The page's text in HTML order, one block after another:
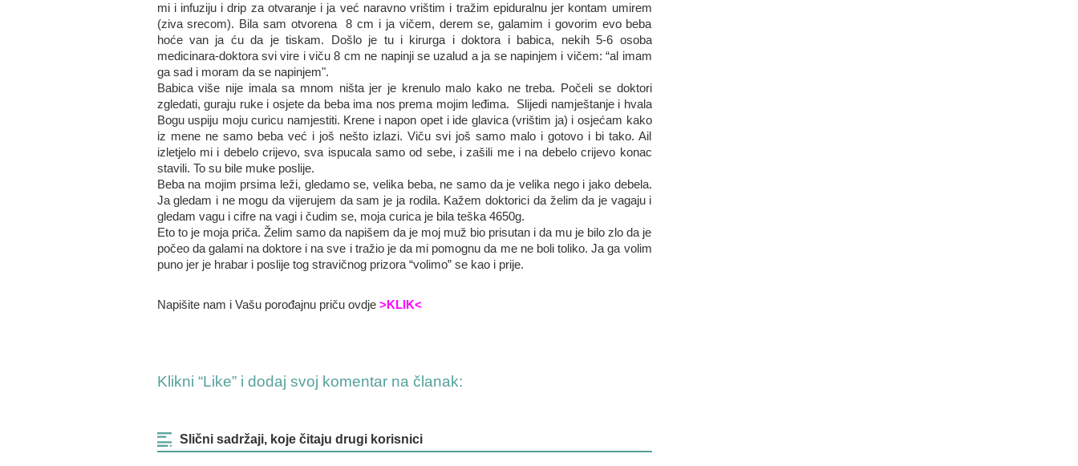
mi i infuziju i drip za otvaranje i ja već naravno vrištim i tražim epiduralnu jer kontam umirem
(ziva srecom). Bila sam otvorena 8 cm i ja vičem, derem se, galamim i govorim evo beba
hoće van ja ću da je tiskam. Došlo je tu i kirurga i doktora i babica, nekih 5-6 osoba
medicinara-doktora svi vire i viču 8 cm ne napinji se uzalud a ja se napinjem i vičem: “al imam
ga sad i moram da se napinjem".
Babica više nije imala sa mnom ništa jer je krenulo malo kako ne treba. Počeli se doktori
zgledati, guraju ruke i osjete da beba ima nos prema mojim leđima. Slijedi namještanje i hvala
Bogu uspiju moju curicu namjestiti. Krene i napon opet i ide glavica (vrištim ja) i osjećam kako
iz mene ne samo beba već i još nešto izlazi. Viču svi još samo malo i gotovo i bi tako. Ail
izletjelo mi i debelo crijevo, sva ispucala samo od sebe, i zašili me i na debelo crijevo konac
stavili. To su bile muke poslije.
Beba na mojim prsima leži, gledamo se, velika beba, ne samo da je velika nego i jako debela.
Ja gledam i ne mogu da vijerujem da sam je ja rodila. Kažem doktorici da želim da je vagaju i
gledam vagu i cifre na vagi i čudim se, moja curica je bila teška 4650g.
Eto to je moja priča. Želim samo da napišem da je moj muž bio prisutan i da mu je bilo zlo da je
počeo da galami na doktore i na sve i tražio je da mi pomognu da me ne boli toliko. Ja ga volim
puno jer je hrabar i poslije tog stravičnog prizora “volimo” se kao i prije.
Napišite nam i Vašu porođajnu priču ovdje >KLIK<
Klikni “Like” i dodaj svoj komentar na članak:
Slični sadržaji, koje čitaju drugi korisnici